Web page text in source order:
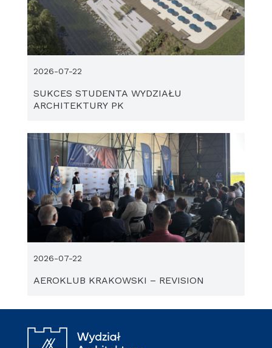
SUKCES STUDENTA WYDZIAŁU
ARCHITEKTURY PK
2026-07-22
AEROKLUB KRAKOWSKI – REVISION
2026-07-22